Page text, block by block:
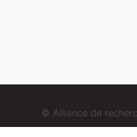
© Alliance de